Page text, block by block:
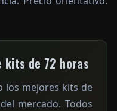
kits de 72 horas
los mejores kits de
mercado. Todos